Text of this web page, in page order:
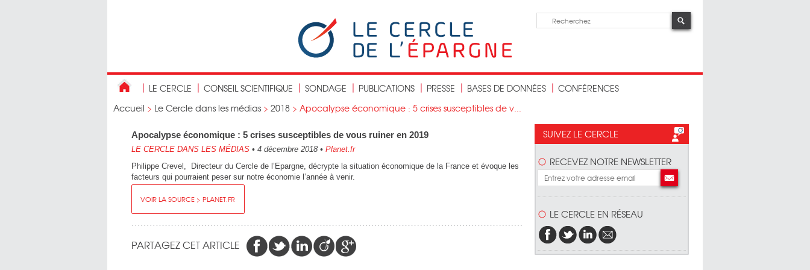
LE CERCLE CONSEIL SCIENTIFIQUE SONDAGE PUBLICATIONS PRESSE BASES DE DONNÉES
CONFÉRENCES
Accueil > Le Cercle dans les médias > 2018 > Apocalypse économique : 5 crises susceptibles de v...
Apocalypse économique : 5 crises susceptibles de vous ruiner en 2019
LE CERCLE DANS LES MÉDIAS • 4 décembre 2018 • Planet.fr
Philippe Crevel, Directeur du Cercle de l’Epargne, décrypte la situation économique de la France et évoque les
facteurs qui pourraient peser sur notre économie l’année à venir.
VOIR LA SOURCE > PLANET.FR
PARTAGEZ CET ARTICLE
SUIVEZ LE CERCLE
RECEVEZ NOTRE NEWSLETTER
LE CERCLE EN RÉSEAU